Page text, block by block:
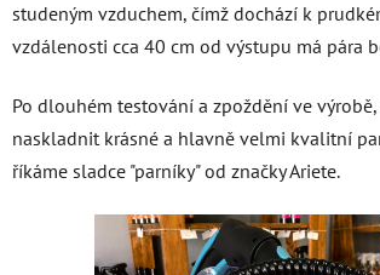
studeným vzduchem, čímž dochází k
vzdálenosti cca 40 cm od výstupu má pára
Po dlouhém testování a zpoždění ve
naskladnit krásné a hlavně velmi kvalitní
říkáme sladce "parníky" od značky Ariete.